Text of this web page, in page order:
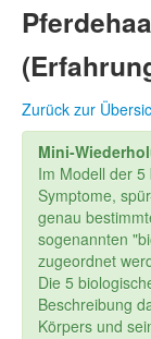
Zurück zur
Mini-
Im Modell der
Symptome,
genau
sogenannten
zugeordnet
Die 5
Beschreibung
Körpers und